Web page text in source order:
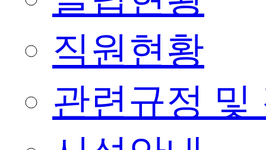
직원현황
관련규정 및